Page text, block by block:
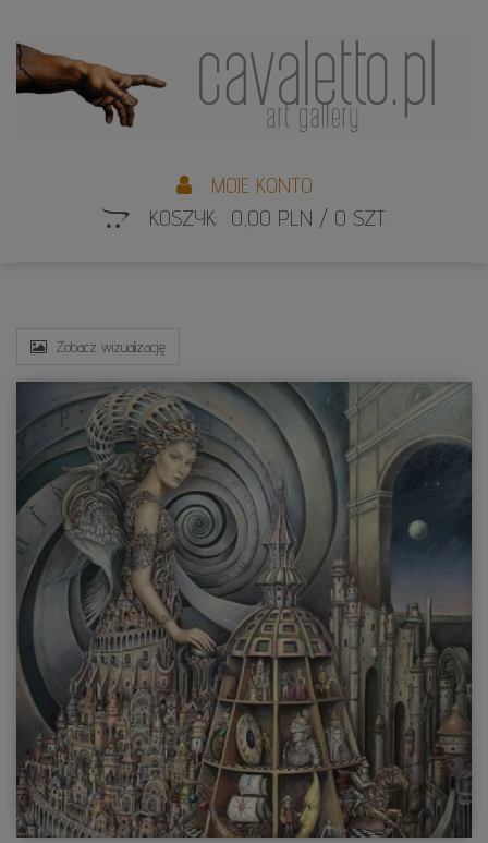
MOJE KONTO
KOSZYK: 0,00 PLN / 0 SZT.
Zobacz wizualizację